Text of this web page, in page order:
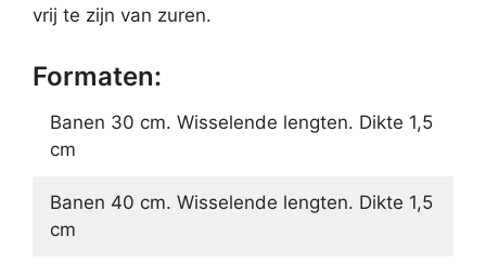
vrij te zijn van zuren.
Formaten:
Banen 30 cm. Wisselende lengten. Dikte 1,5
cm
Banen 40 cm. Wisselende lengten. Dikte 1,5
cm